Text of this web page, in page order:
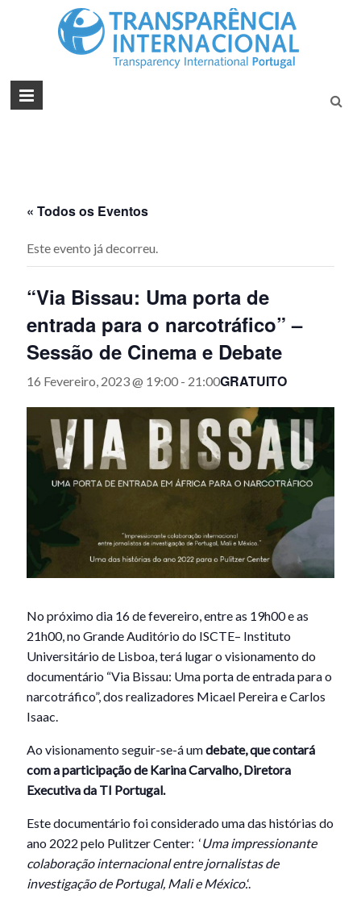
« Todos os Eventos
Este evento já decorreu.
“Via Bissau: Uma porta de
entrada para o narcotráfico” –
Sessão de Cinema e Debate
16 Fevereiro, 2023 @ 19:00 - 21:00GRATUITO
No próximo dia 16 de fevereiro, entre as 19h00 e as
21h00, no Grande Auditório do ISCTE– Instituto
Universitário de Lisboa, terá lugar o visionamento do
documentário “Via Bissau: Uma porta de entrada para o
narcotráfico”, dos realizadores Micael Pereira e Carlos
Isaac.
Ao visionamento seguir-se-á umdebate, que contará
com a participação de Karina Carvalho, Diretora
Executiva da TI Portugal.
Este documentário foi considerado uma das histórias do
ano 2022 pelo Pulitzer Center:‘Uma impressionante
colaboração internacional entre jornalistas de
investigação de Portugal, Mali e México.‘.